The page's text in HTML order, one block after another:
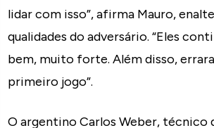
lidar com isso”, afirma Mauro,
qualidades do adversário. “Eles
bem, muito forte. Além disso,
primeiro jogo”.
O argentino Carlos Weber, técnico